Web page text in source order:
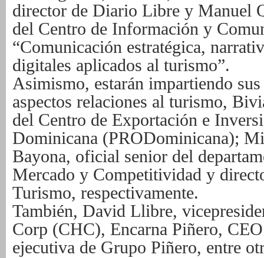
director de Diario Libre y Manuel
del Centro de Información y
“Comunicación estratégica,
digitales aplicados al turismo”.
Asimismo, estarán impartiendo
aspectos relaciones al turismo,
del Centro de Exportación e
Dominicana (PRODominicana);
Bayona, oficial senior del
Mercado y Competitividad y
Turismo, respectivamente.
También, David Llibre,
Corp (CHC), Encarna Piñero,
ejecutiva de Grupo Piñero, entre